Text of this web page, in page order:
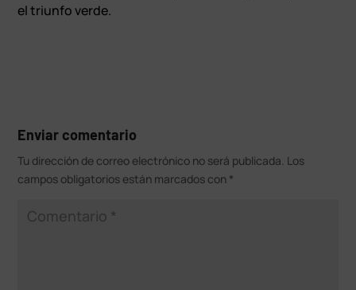
el triunfo verde.
Enviar comentario
Tu dirección de correo electrónico no será publicada. Los
campos obligatorios están marcados con *